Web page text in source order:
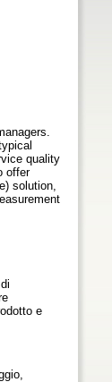
quality
offer
solution,
e